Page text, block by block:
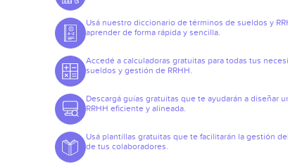
Usá nuestro diccionario de términos de sueldos y
aprender de forma rápida y sencilla.
Accedé a calculadoras gratuitas para todas tus
sueldos y gestión de RRHH.
Descargá guías gratuitas que te ayudarán a diseñar
RRHH eficiente y alineada.
Usá plantillas gratuitas que te facilitarán la gestión
de tus colaboradores.